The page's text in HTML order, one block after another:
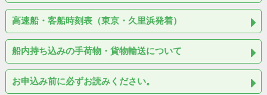
高速船・客船時刻表（東京・久里浜発着）
船内持ち込みの手荷物・貨物輸送について
お申込み前に必ずお読みください。